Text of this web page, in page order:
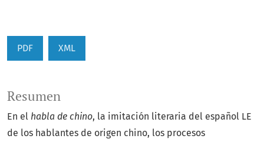
PDF XML
Resumen
En el habla de chino, la imitación literaria del español LE
de los hablantes de origen chino, los procesos